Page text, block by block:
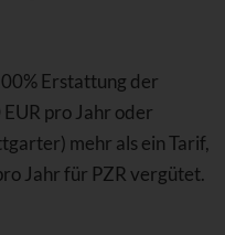
Erstattung der
pro Jahr oder
mehr als ein Tarif,
Jahr für PZR vergütet.